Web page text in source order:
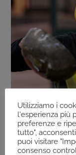
Utilizziamo i
l'esperienza più
preferenze e
tutto",
puoi visitare
consenso